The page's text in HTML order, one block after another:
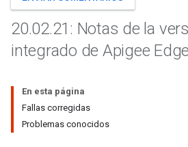
20.02.21: Notas de la
integrado de Apigee Edge
En esta página
Fallas corregidas
Problemas conocidos